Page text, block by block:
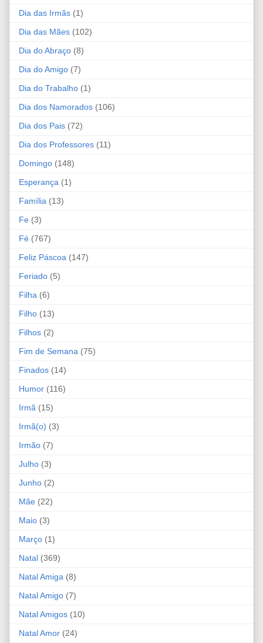
Dia das Irmãs (1)
Dia das Mães (102)
Dia do Abraço (8)
Dia do Amigo (7)
Dia do Trabalho (1)
Dia dos Namorados (106)
Dia dos Pais (72)
Dia dos Professores (11)
Domingo (148)
Esperança (1)
Família (13)
Fe (3)
Fé (767)
Feliz Páscoa (147)
Feriado (5)
Filha (6)
Filho (13)
Filhos (2)
Fim de Semana (75)
Finados (14)
Humor (116)
Irmã (15)
Irmã(o) (3)
Irmão (7)
Julho (3)
Junho (2)
Mãe (22)
Maio (3)
Março (1)
Natal (369)
Natal Amiga (8)
Natal Amigo (7)
Natal Amigos (10)
Natal Amor (24)